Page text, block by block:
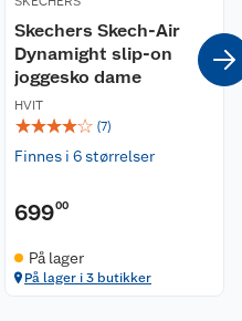
Heel Pillow™
Skechers Skech-Air
Dynamight slip-on
joggesko dame
HVIT
☆☆☆☆☆ (7)
Finnes i 6 størrelser
69900
På lager
På lager i 3 butikker